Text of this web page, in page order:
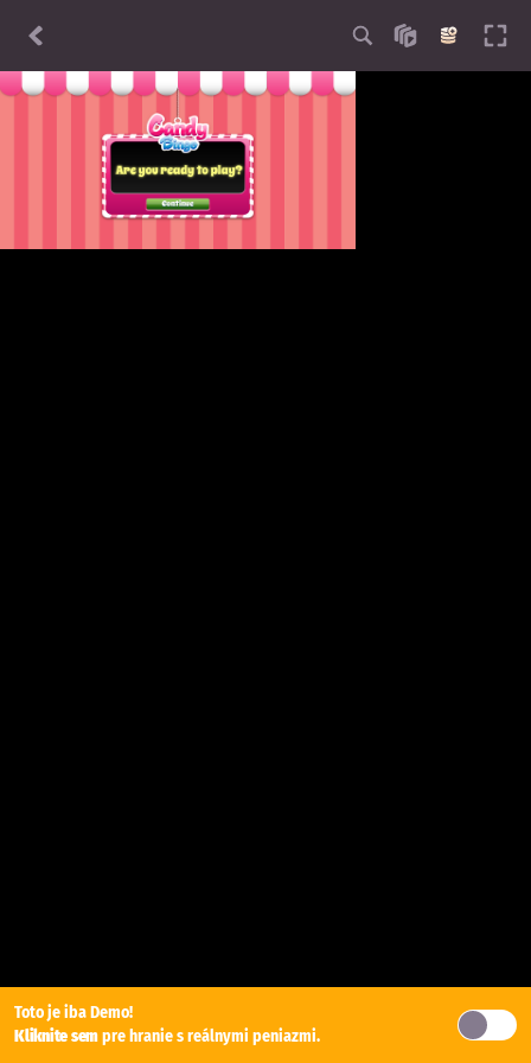
Toto je iba Demo!
Kliknite sempre hranie s reálnymi peniazmi.